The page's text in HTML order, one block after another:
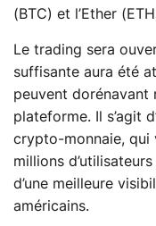
(BTC) et l’Ether
Le trading sera
suffisante aura été
peuvent dorénavant
plateforme. Il s’agit
crypto-monnaie, qui
millions
d’une meilleure
américains.